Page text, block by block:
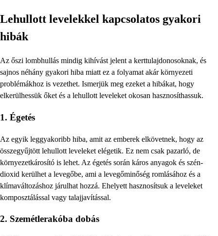
Lehullott levelekkel kapcsolatos gyakori
hibák
Az őszi lombhullás mindig kihívást jelent a kerttulajdonosoknak, és
sajnos néhány gyakori hiba miatt ez a folyamat akár környezeti
problémákhoz is vezethet. Ismerjük meg ezeket a hibákat, hogy
elkerülhessük őket és a lehullott leveleket okosan hasznosíthassuk.
1. Égetés
Az egyik leggyakoribb hiba, amit az emberek elkövetnek, hogy az
összegyűjtött lehullott leveleket elégetik. Ez nem csak pazarló, de
környezetkárosító is lehet. Az égetés során káros anyagok és szén-
dioxid kerülhet a levegőbe, ami a levegőminőség romlásához és a
klímaváltozáshoz járulhat hozzá. Ehelyett hasznosítsuk a leveleket
komposztálással vagy talajjavítással.
2. Szemétlerakóba dobás